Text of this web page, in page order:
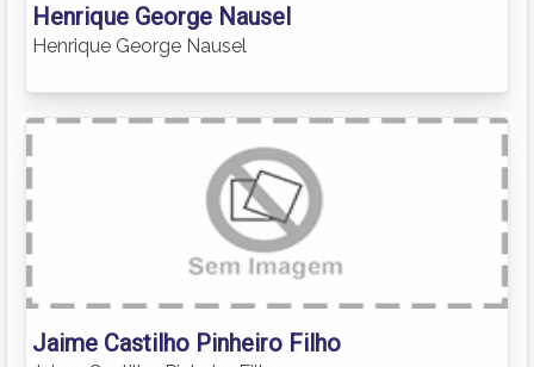
Henrique George Nausel
Henrique George Nausel
Jaime Castilho Pinheiro Filho